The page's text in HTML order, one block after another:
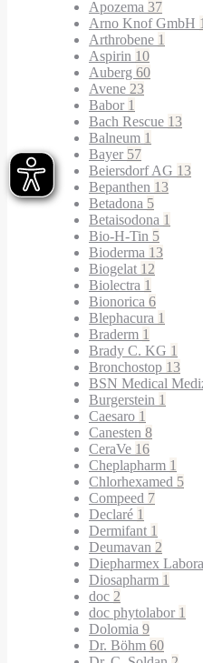
Apozema 37
Arno Knof GmbH 1
Arthrobene 1
Aspirin 10
Auberg 60
Avene 23
Babor 1
Bach Rescue 13
Balneum 1
Bayer 57
Beiersdorf AG 13
Bepanthen 13
Betadona 5
Betaisodona 1
Bio-H-Tin 5
Bioderma 13
Biogelat 12
Biolectra 1
Bionorica 6
Blephacura 1
Braderm 1
Brady C. KG 1
Bronchostop 13
BSN Medical
Burgerstein 1
Caesaro 1
Canesten 8
CeraVe 16
Cheplapharm 1
Chlorhexamed 5
Compeed 7
Declaré 1
Dermifant 1
Deumavan 2
Diepharmex
Diosapharm 1
doc 2
doc phytolabor 1
Dolomia 9
Dr. Böhm 60